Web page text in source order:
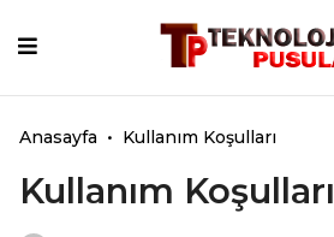
Anasayfa • Kullanım Koşulları
Kullanım Koşulları